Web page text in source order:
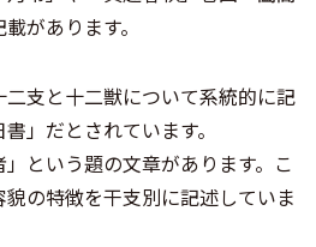
があります。
支と十二獣について系統的に記
」だとされています。
」という題の文章があります。こ
の特徴を干支別に記述していま